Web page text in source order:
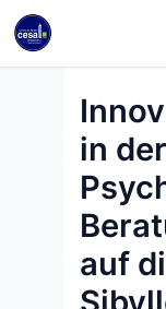
Skip
content
in der
auf